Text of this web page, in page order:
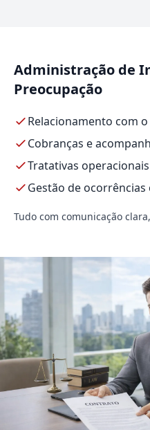
Administração de
Preocupação
Relacionamento com
Cobranças e
Tratativas
Gestão de
Tudo com comunicação